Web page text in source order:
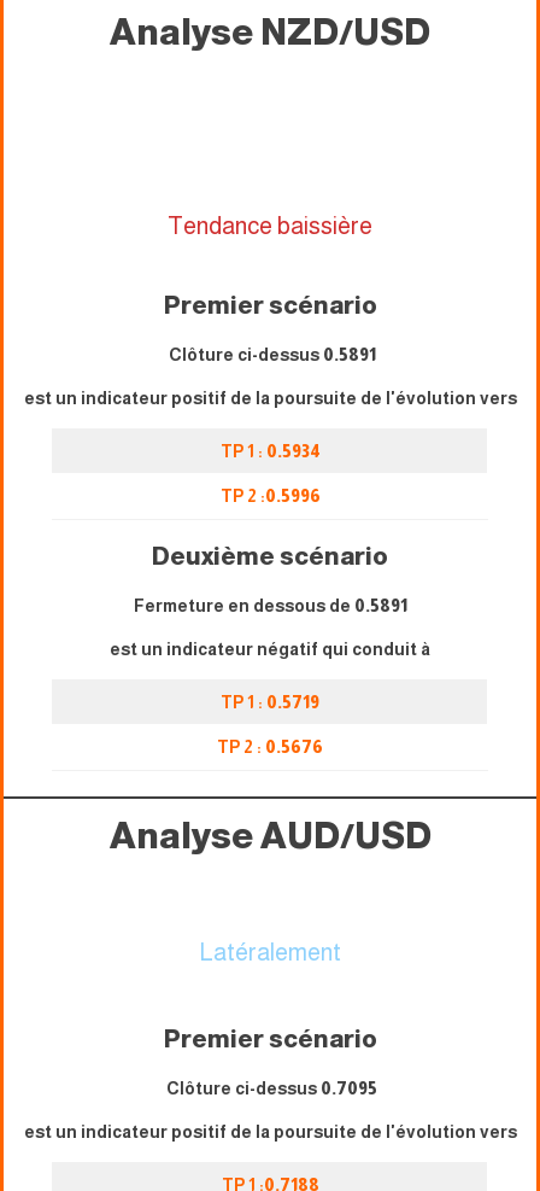
Analyse NZD/USD
Tendance baissière
Premier scénario
Clôture ci-dessus 0.5891
est un indicateur positif de la poursuite de l'évolution vers
TP 1 : 0.5934
TP 2 :0.5996
Deuxième scénario
Fermeture en dessous de 0.5891
est un indicateur négatif qui conduit à
TP 1 : 0.5719
TP 2 : 0.5676
Analyse AUD/USD
Latéralement
Premier scénario
Clôture ci-dessus 0.7095
est un indicateur positif de la poursuite de l'évolution vers
TP 1 :0.7188